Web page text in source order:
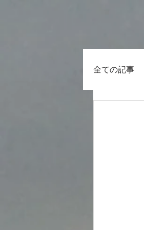
全ての記事